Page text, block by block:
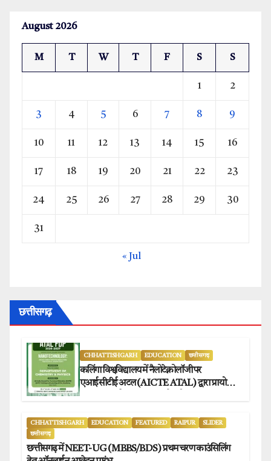
August 2026
M T W T F S S
1 2
3 4 5 6 7 8 9
10 11 12 13 14 15 16
17 18 19 20 21 22 23
24 25 26 27 28 29 30
31
« Jul
छत्तीसगढ़
CHHATTISHGARH EDUCATION छत्तीसगढ़
कलिंगा विश्वविद्यालय में नैलोटेक्नोलॉजी पर
एआईसीटीई अटल (AICTE ATAL) द्वारा प्रायोजित
CHHATTISHGARH EDUCATION FEATURED RAIPUR
SLIDER
छत्तीसगढ़
छत्तीसगढ़ में NEET-UG (MBBS/BDS) प्रथम चरण काउंसिलिंग